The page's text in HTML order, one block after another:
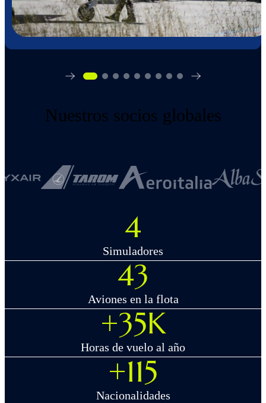
2008
Nuestros socios globales
4
Simuladores
43
Aviones en la flota
+35K
Horas de vuelo al año
+115
Nacionalidades